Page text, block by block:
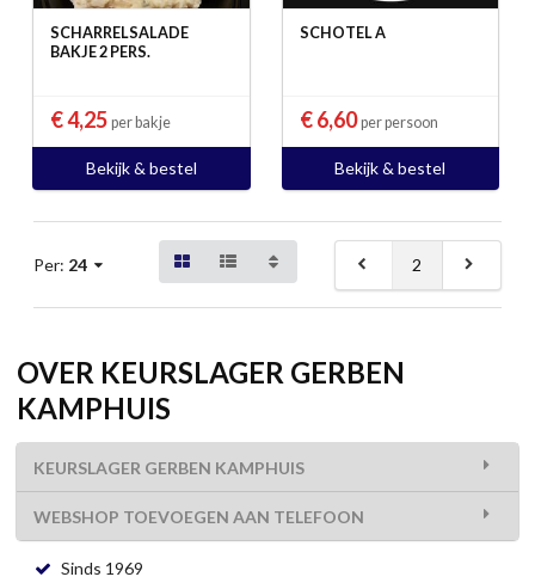
SCHARRELSALADE
BAKJE 2 PERS.
€ 4,25 per bakje
Bekijk & bestel
SCHOTEL A
€ 6,60per persoon
Bekijk & bestel
Per: 24 2
OVER KEURSLAGER GERBEN
KAMPHUIS
KEURSLAGER GERBEN KAMPHUIS
WEBSHOP TOEVOEGEN AAN TELEFOON
Sinds 1969